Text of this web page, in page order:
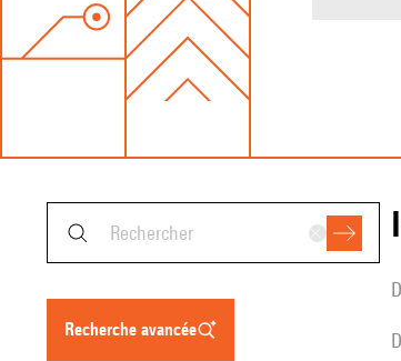
recherche avancée